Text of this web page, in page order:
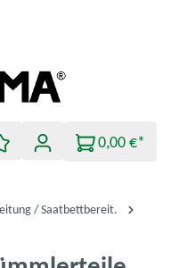
0,00 €*
/ Saatbettbereit.